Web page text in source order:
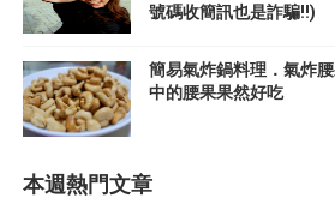
號碼收簡訊也是詐騙!!)
簡易氣炸鍋料理．氣炸
中的腰果果然好吃
本週熱門文章